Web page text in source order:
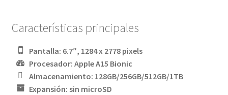
Características principales
Pantalla: 6.7″, 1284 x 2778 pixels
Procesador: Apple A15 Bionic
Almacenamiento: 128GB/256GB/512GB/1TB
Expansión: sin microSD